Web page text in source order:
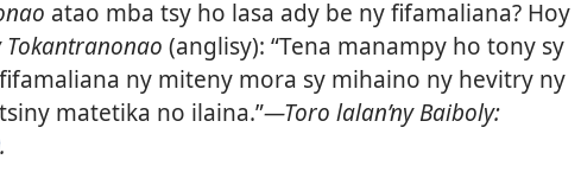
atao mba tsy ho lasa ady be ny fifamaliana? Hoy
Tokantranonao (anglisy): “Tena manampy ho tony sy
ny miteny mora sy mihaino ny hevitry ny
matetika no ilaina.”—Toro lalan’ny Baiboly:
.